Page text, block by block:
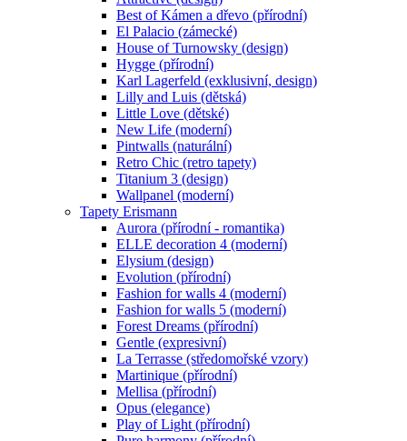
Best of Kámen a dřevo (přírodní)
El Palacio (zámecké)
House of Turnowsky (design)
Hygge (přírodní)
Karl Lagerfeld (exklusivní, design)
Lilly and Luis (dětská)
Little Love (dětské)
New Life (moderní)
Pintwalls (naturální)
Retro Chic (retro tapety)
Titanium 3 (design)
Wallpanel (moderní)
Tapety Erismann
Aurora (přírodní - romantika)
ELLE decoration 4 (moderní)
Elysium (design)
Evolution (přírodní)
Fashion for walls 4 (moderní)
Fashion for walls 5 (moderní)
Forest Dreams (přírodní)
Gentle (expresivní)
La Terrasse (středomořské vzory)
Martinique (přírodní)
Mellisa (přírodní)
Opus (elegance)
Play of Light (přírodní)